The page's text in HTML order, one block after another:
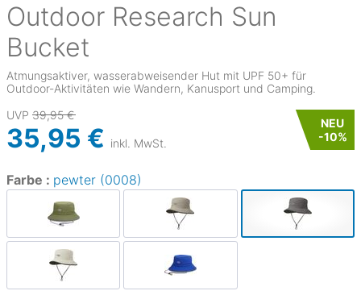
Outdoor Research Sun
Bucket
Atmungsaktiver, wasserabweisender Hut mit UPF 50+ für
Outdoor-Aktivitäten wie Wandern, Kanusport und Camping.
UVP 39,95 €
35,95 € inkl. MwSt.
NEU
-10%
Farbe : pewter (0008)